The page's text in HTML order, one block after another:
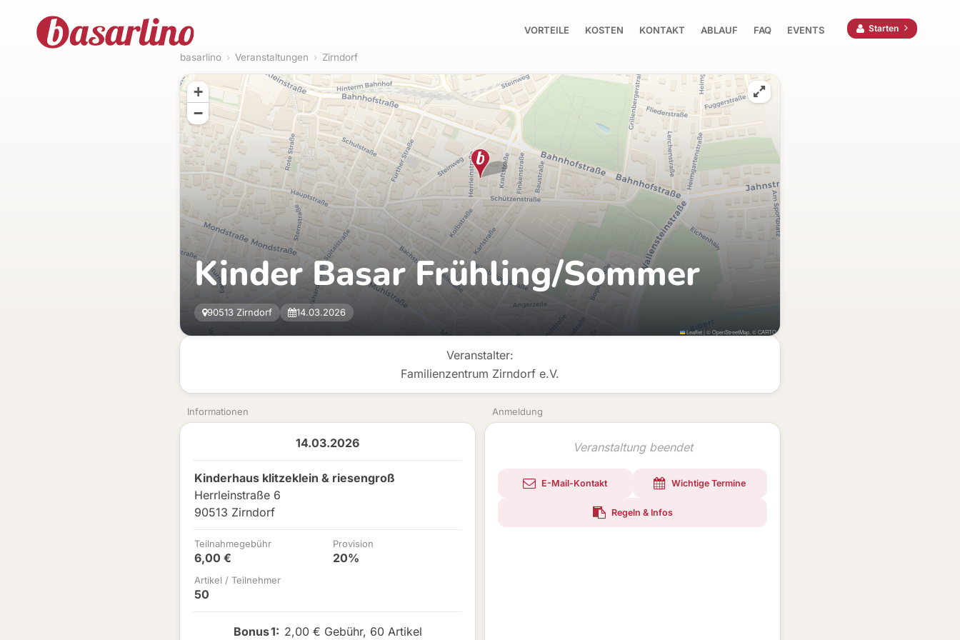
VORTEILE KOSTEN KONTAKT ABLAUF FAQ EVENTS Starten
basarlino › Veranstaltungen › Zirndorf
Veranstalter:
Familienzentrum Zirndorf e.V.
Informationen Anmeldung
14.03.2026
Kinderhaus klitzeklein & riesengroß
Herrleinstraße 6
90513 Zirndorf
Teilnahmegebühr
6,00 €
Provision
20%
Artikel / Teilnehmer
50
Bonus1: 2,00 € Gebühr, 60 Artikel
Veranstaltung beendet
E-Mail-Kontakt Wichtige Termine
Regeln & Infos
Kinder Basar Frühling/Sommer
90513 Zirndorf 14.03.2026
+
−
Leaflet|©OpenStreetMap , ©CARTO